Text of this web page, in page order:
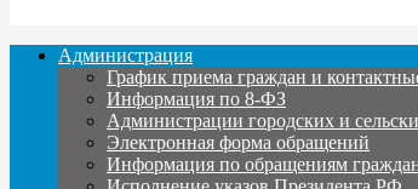
Администрация
График приема граждан и
Информация по 8-ФЗ
Администрации городских и
Электронная форма обращений
Информация по обращениям